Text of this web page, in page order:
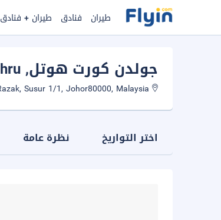
طيران فنادق طيران + فنادق
جولدن كورت هوتل, Johor Bahru
اختر التواريخ نظرة عامة